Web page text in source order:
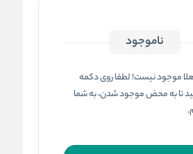
ناموجود
موجود نیست! لطفا روی دکمه
تا به محض موجود شدن، به شما